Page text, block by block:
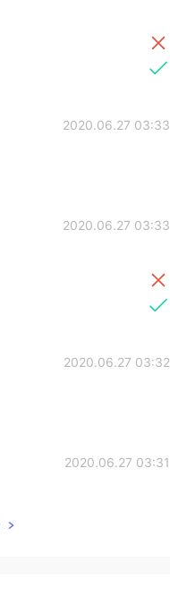
2020.06.27 03:33
2020.06.27 03:33
2020.06.27 03:32
2020.06.27 03:31